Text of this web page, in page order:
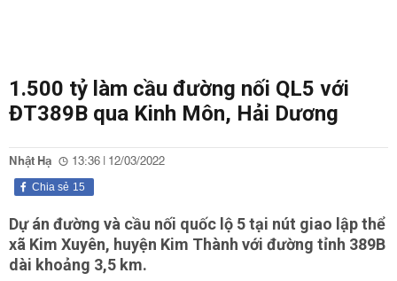
1.500 tỷ làm cầu đường nối QL5 với
ĐT389B qua Kinh Môn, Hải Dương
Nhật Hạ 13:36 | 12/03/2022
15
Chia sẻ
Dự án đường và cầu nối quốc lộ 5 tại nút giao lập thể
xã Kim Xuyên, huyện Kim Thành với đường tỉnh 389B
dài khoảng 3,5 km.